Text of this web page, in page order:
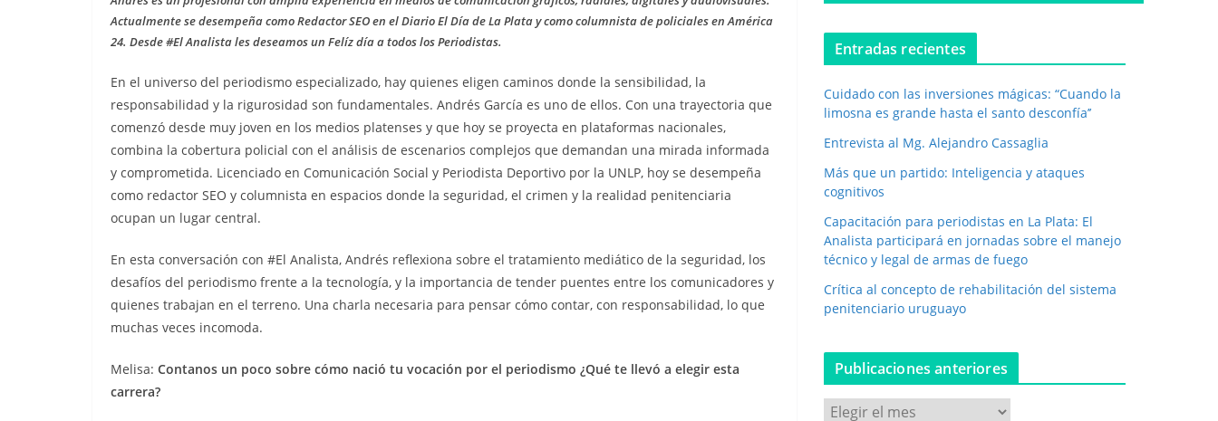
Actualmente se desempeña como Redactor SEO en el Diario El Día de La Plata y como columnista de policiales en América
24. Desde #El Analista les deseamos un Felíz día a todos los Periodistas.
En el universo del periodismo especializado, hay quienes eligen caminos donde la sensibilidad, la
responsabilidad y la rigurosidad son fundamentales. Andrés García es uno de ellos. Con una trayectoria que
comenzó desde muy joven en los medios platenses y que hoy se proyecta en plataformas nacionales,
combina la cobertura policial con el análisis de escenarios complejos que demandan una mirada informada
y comprometida. Licenciado en Comunicación Social y Periodista Deportivo por la UNLP, hoy se desempeña
como redactor SEO y columnista en espacios donde la seguridad, el crimen y la realidad penitenciaria
ocupan un lugar central.
En esta conversación con #El Analista, Andrés reflexiona sobre el tratamiento mediático de la seguridad, los
desafíos del periodismo frente a la tecnología, y la importancia de tender puentes entre los comunicadores y
quienes trabajan en el terreno. Una charla necesaria para pensar cómo contar, con responsabilidad, lo que
muchas veces incomoda.
Melisa: Contanos un poco sobre cómo nació tu vocación por el periodismo ¿Qué te llevó a elegir esta
carrera?
l
t
r
n
i
*
Entradas recientes
Cuidado con las inversiones mágicas: “Cuando la
limosna es grande hasta el santo desconfía’’
Entrevista al Mg. Alejandro Cassaglia
Más que un partido: Inteligencia y ataques
cognitivos
Capacitación para periodistas en La Plata: El
Analista participará en jornadas sobre el manejo
técnico y legal de armas de fuego
Crítica al concepto de rehabilitación del sistema
penitenciario uruguayo
Publicaciones anteriores